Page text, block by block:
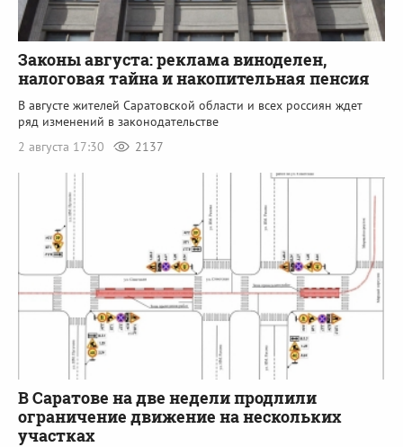
Законы августа: реклама виноделен,
налоговая тайна и накопительная пенсия
В августе жителей Саратовской области и всех россиян ждет
ряд изменений в законодательстве
2 августа 17:30
2137
В Саратове на две недели продлили
ограничение движение на нескольких
участках